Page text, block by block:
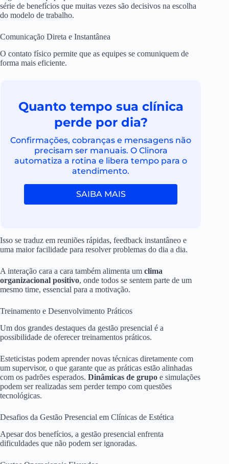
série de benefícios que muitas vezes são decisivos na escolha
do modelo de trabalho.
Comunicação Direta e Instantânea
O contato físico permite que as equipes se comuniquem de
forma mais eficiente.
Quanto tempo sua clínica
perde por dia?
Confirmações, cobranças e mensagens não
precisam ser manuais. O Clinora
automatiza a rotina e libera tempo para o
atendimento.
SAIBA MAIS
Isso se traduz em reuniões rápidas, feedback instantâneo e
uma maior facilidade para resolver problemas do dia a dia.
A interação cara a cara também alimenta um clima
organizacional positivo, onde todos se sentem parte de um
mesmo time, essencial para a motivação.
Treinamento e Desenvolvimento Práticos
Um dos grandes destaques da gestão presencial é a
possibilidade de oferecer treinamentos práticos.
Esteticistas podem aprender novas técnicas diretamente com
um supervisor, o que garante que as práticas estão alinhadas
com os padrões esperados. Dinâmicas de grupo e simulações
podem ser realizadas sem perder tempo com questões
tecnológicas.
Desafios da Gestão Presencial em Clínicas de Estética
Apesar dos benefícios, a gestão presencial enfrenta
dificuldades que não podem ser ignoradas.